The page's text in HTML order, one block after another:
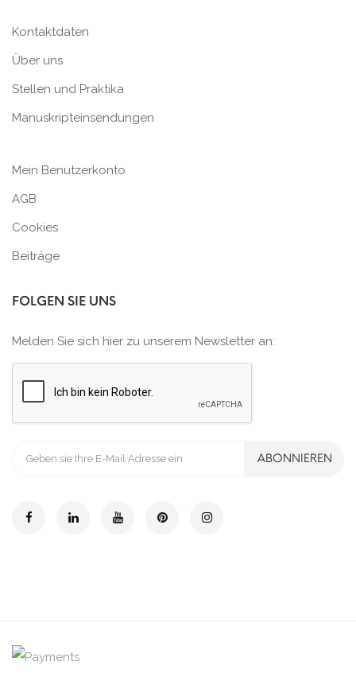
Kontaktdaten
Über uns
Stellen und Praktika
Manuskripteinsendungen
Mein Benutzerkonto
AGB
Cookies
Beiträge
FOLGEN SIE UNS
Melden Sie sich hier zu unserem Newsletter an:
ABONNIEREN